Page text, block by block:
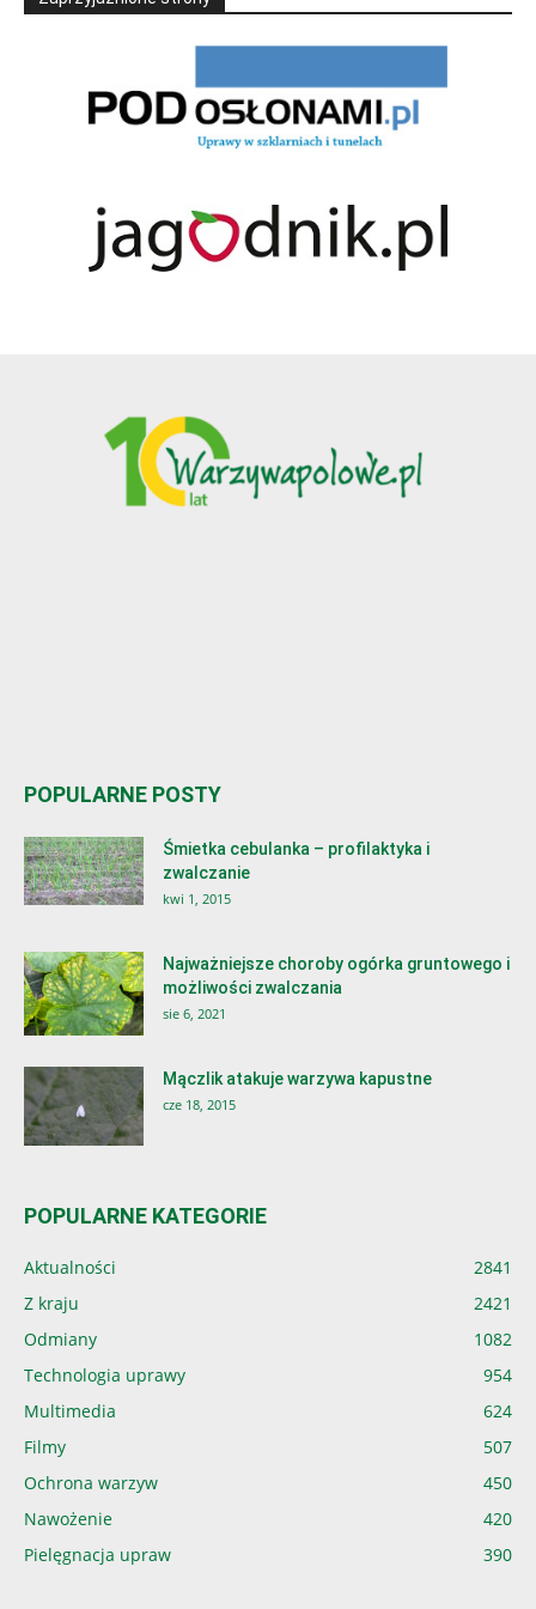
POPULARNE POSTY
Śmietka cebulanka – profilaktyka i
zwalczanie
kwi 1, 2015
Najważniejsze choroby ogórka gruntowego i
możliwości zwalczania
sie 6, 2021
Mączlik atakuje warzywa kapustne
cze 18, 2015
POPULARNE KATEGORIE
Aktualności
2841
Z kraju
2421
Odmiany
1082
Technologia uprawy
954
Multimedia
624
Filmy
507
Ochrona warzyw
450
Nawożenie
420
Pielęgnacja upraw
390